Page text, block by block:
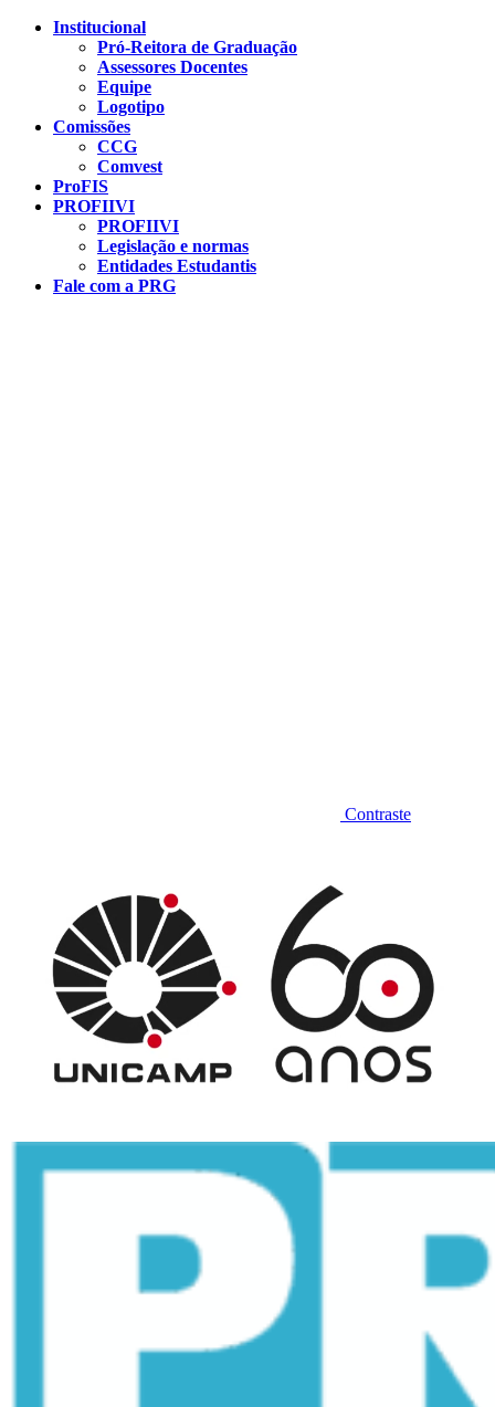
Conteúdo principal
Institucional
Pró-Reitora de Graduação
Assessores Docentes
Equipe
Logotipo
Comissões
CCG
Comvest
ProFIS
PROFIIVI
PROFIIVI
Legislação e normas
Entidades Estudantis
Fale com a PRG
Contraste